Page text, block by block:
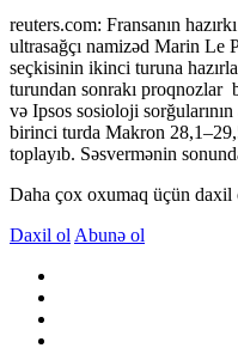
reuters.com: Fransanın
ultrasağçı namizəd Marin Le
seçkisinin ikinci turuna
turundan sonrakı proqnozlar
və Ipsos sosioloji
birinci turda Makron
toplayıb. Səsvermənin
Daha çox oxumaq üçün daxil
Daxil ol Abunə ol